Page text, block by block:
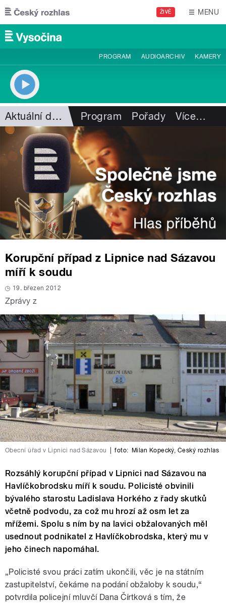
Přejít k hlavnímu obsahu
ŽIVĚ MENU
PROGRAM AUDIOARCHIV KAMERY
Aktuální dění Program Pořady Více…
Korupční případ z Lipnice nad Sázavou
míří k soudu
19. březen 2012
Zprávy z
Obecní úřad v Lipnici nad Sázavou foto: Milan Kopecký, Český rozhlas
Rozsáhlý korupční případ v Lipnici nad Sázavou na
Havlíčkobrodsku míří k soudu. Policisté obvinili
bývalého starostu Ladislava Horkého z řady skutků
včetně podvodu, za což mu hrozí až osm let za
mřížemi. Spolu s ním by na lavici obžalovaných měl
usednout podnikatel z Havlíčkobrodska, který mu v
jeho činech napomáhal.
„Policisté svou práci zatím ukončili, věc je na státním
zastupitelství, čekáme na podání obžaloby k soudu,“
potvrdila policejní mluvčí Dana Čírtková s tím, že